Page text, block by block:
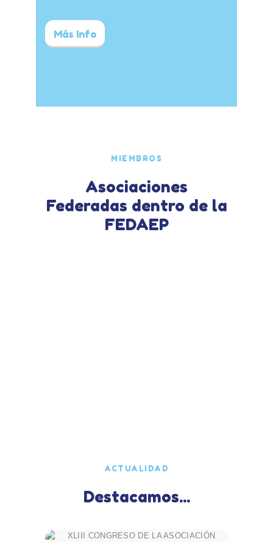
Más Info
MIEMBROS
Asociaciones
Federadas dentro de la
FEDAEP
ACTUALIDAD
Destacamos...